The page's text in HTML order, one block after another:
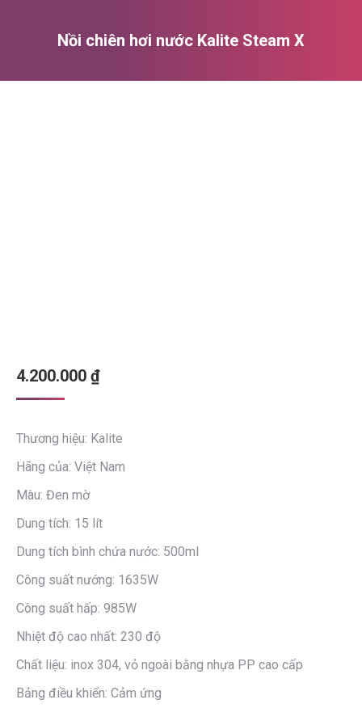
Nồi chiên hơi nước Kalite Steam X
4.200.000 ₫
Thương hiệu: Kalite
Hãng của: Việt Nam
Màu: Đen mờ
Dung tích: 15 lít
Dung tích bình chứa nước: 500ml
Công suất nướng: 1635W
Công suất hấp: 985W
Nhiệt độ cao nhất: 230 độ
Chất liệu: inox 304, vỏ ngoài bằng nhựa PP cao cấp
Bảng điều khiển: Cảm ứng